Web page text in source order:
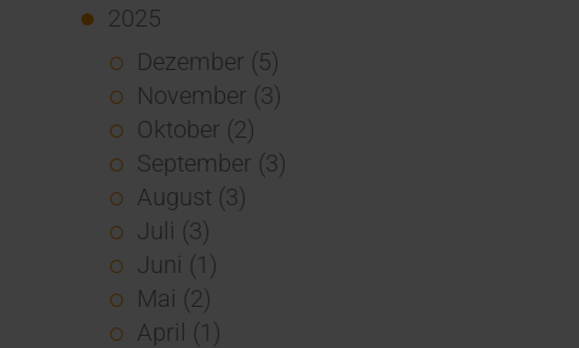
2025
Dezember (5)
November (3)
Oktober (2)
September (3)
August (3)
Juli (3)
Juni (1)
Mai (2)
April (1)